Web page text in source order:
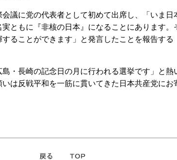
議に党の代表者として初めて出席し、「いま日
ともに『非核の日本』になることにあります。
ることができます」と発言したことを報告する
・長崎の記念日の月に行われる選挙です」と
は反戦平和を一筋に貫いてきた日本共産党に